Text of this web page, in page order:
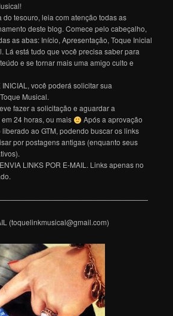
do tesouro, leia com atenção todas as
deste blog. Comece pelo cabeçalho,
as abas: Início, Apresentação, Toque Inicial
Lá está tudo que você precisa saber para
e se tornar mais uma amigo culto e
você poderá solicitar sua
Musical.
fazer a solicitação e aguardar a
24 horas, ou mais
Após a aprovação
ao GTM, podendo buscar os links
por postagens antigas (enquanto seus
LINKS POR E-MAIL. Links apenas no
(toquelinkmusical@gmail.com)